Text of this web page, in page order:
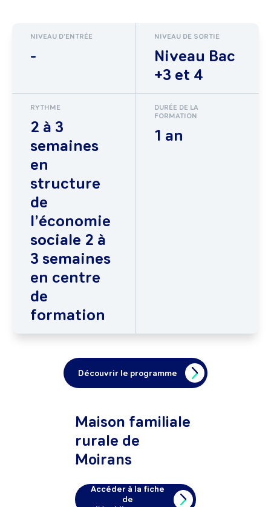
NIVEAU D'ENTRÉE
-
NIVEAU DE SORTIE
Niveau Bac
+3 et 4
RYTHME
2 à 3
semaines
en
structure
de
l’économie
sociale 2 à
3 semaines
en centre
de
formation
DURÉE DE LA
FORMATION
1 an
Découvrir le programme
Maison familiale
rurale de
Moirans
Accéder à la fiche
de